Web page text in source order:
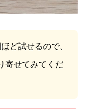
ど試せるので、
寄せてみてくだ